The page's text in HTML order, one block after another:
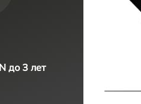
до 3 лет